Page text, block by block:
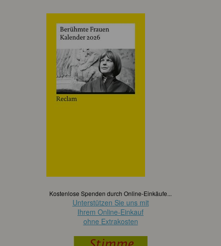
Kostenlose Spenden durch Online-Einkäufe...
Unterstützen Sie uns mit
Ihrem Online-Einkauf
ohne Extrakosten